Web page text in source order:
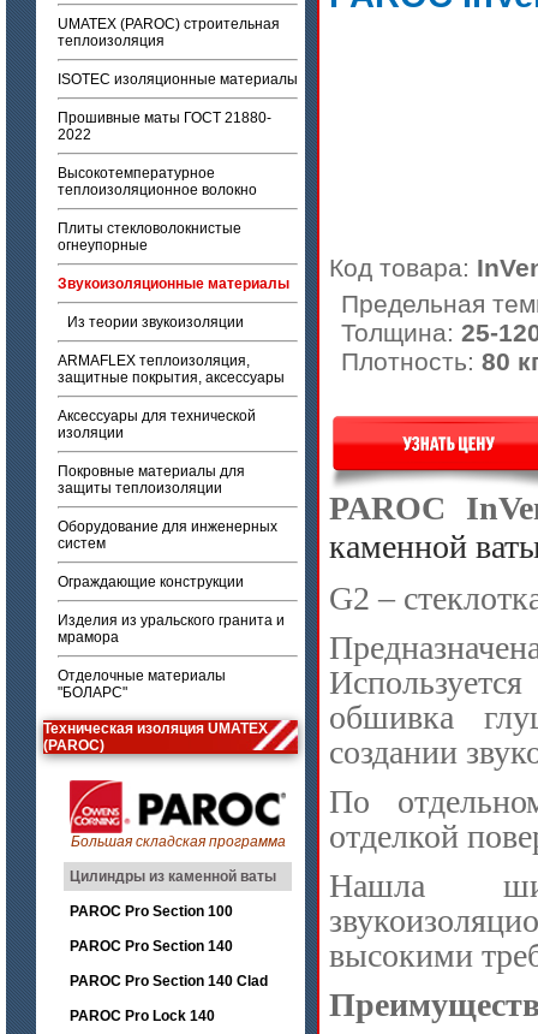
UMATEX (PAROC) строительная
теплоизоляция
ISOTEC изоляционные материалы
Прошивные маты ГОСТ 21880-
2022
Высокотемпературное
теплоизоляционное волокно
Плиты стекловолокнистые
огнеупорные
Звукоизоляционные материалы
Из теории звукоизоляции
ARMAFLEX теплоизоляция,
защитные покрытия, аксессуары
Аксессуары для технической
изоляции
Покровные материалы для
защиты теплоизоляции
Оборудование для инженерных
систем
Ограждающие конструкции
Изделия из уральского гранита и
мрамора
Отделочные материалы
"БОЛАРС"
Техническая изоляция UMATEX
(PAROC)
Большая складская программа
Цилиндры из каменной ваты
PAROC Pro Section 100
PAROC Pro Section 140
PAROC Pro Section 140 Clad
PAROC Pro Lock 140
Код товара:
Предельная
Толщина: 25-
Плотность: 80
PAROC
каменной
G2 –
обшивка
создании
По
отделкой
Нашла
высокими